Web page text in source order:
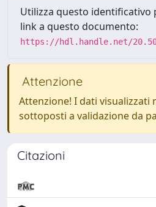
Utilizza questo identificativo
link a questo documento:
https://hdl.handle.net/
Attenzione
Attenzione! I dati visualizzati
sottoposti a validazione da
Citazioni